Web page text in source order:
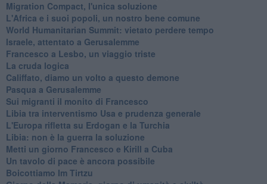
Migration Compact, l'unica soluzione
L'Africa e i suoi popoli, un nostro bene comune
World Humanitarian Summit: vietato perdere tempo
Israele, attentato a Gerusalemme
Francesco a Lesbo, un viaggio triste
La cruda logica
Califfato, diamo un volto a questo demone
Pasqua a Gerusalemme
Sui migranti il monito di Francesco
Libia tra interventismo Usa e prudenza generale
L'Europa rifletta su Erdogan e la Turchia
Libia: non è la guerra la soluzione
Metti un giorno Francesco e Kirill a Cuba
Un tavolo di pace è ancora possibile
Boicottiamo Im Tirtzu